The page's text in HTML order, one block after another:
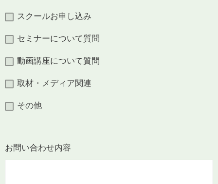
スクールお申し込み
セミナーについて質問
動画講座について質問
取材・メディア関連
その他
お問い合わせ内容